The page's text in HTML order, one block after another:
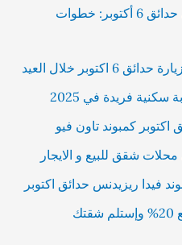
نزهة عائلية ممتعة لأطفالك في حدائق 6 أكتوبر: خطوات
فريدة في 2025
كمبوند تاون فيو
شقق للبيع و الايجار